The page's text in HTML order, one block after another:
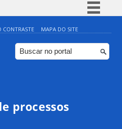
Simplifique!
Comunica BR
Participe
Canais
CONTRASTE MAPA DO SITE
processos